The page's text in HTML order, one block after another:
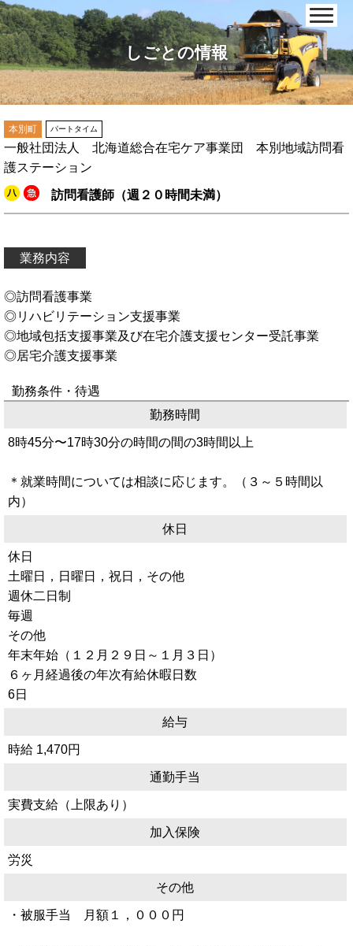
しごとの情報
本別町 パートタイム
一般社団法人 北海道総合在宅ケア事業団 本別地域訪問看
護ステーション
訪問看護師（週２０時間未満）
業務内容
◎訪問看護事業
◎リハビリテーション支援事業
◎地域包括支援事業及び在宅介護支援センター受託事業
◎居宅介護支援事業
勤務条件・待遇
勤務時間
8時45分〜17時30分の時間の間の3時間以上
＊就業時間については相談に応じます。（３～５時間以
内）
休日
休日
土曜日，日曜日，祝日，その他
週休二日制
毎週
その他
年末年始（１２月２９日～１月３日）
６ヶ月経過後の年次有給休暇日数
6日
給与
時給 1,470円
通勤手当
実費支給（上限あり）
加入保険
労災
その他
・被服手当 月額１，０００円